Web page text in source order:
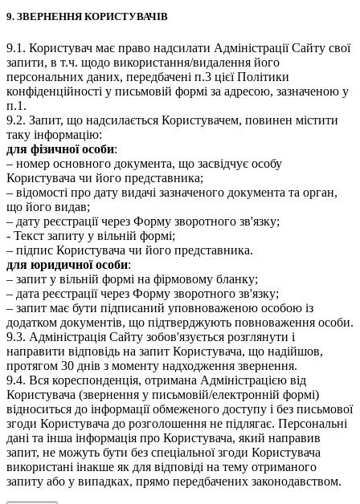
9. ЗВЕРНЕННЯ КОРИСТУВАЧІВ
9.1. Користувач має право надсилати Адміністрації Сайту свої
запити, в т.ч. щодо використання/видалення його
персональних даних, передбачені п.3 цієї Політики
конфіденційності у письмовій формі за адресою, зазначеною у
п.1.
9.2. Запит, що надсилається Користувачем, повинен містити
таку інформацію:
для фізичної особи:
– номер основного документа, що засвідчує особу
Користувача чи його представника;
– відомості про дату видачі зазначеного документа та орган,
що його видав;
– дату реєстрації через Форму зворотного зв'язку;
- Текст запиту у вільній формі;
– підпис Користувача чи його представника.
для юридичної особи:
– запит у вільній формі на фірмовому бланку;
– дата реєстрації через Форму зворотного зв'язку;
– запит має бути підписаний уповноваженою особою із
додатком документів, що підтверджують повноваження особи.
9.3. Адміністрація Сайту зобов'язується розглянути і
направити відповідь на запит Користувача, що надійшов,
протягом 30 днів з моменту надходження звернення.
9.4. Вся кореспонденція, отримана Адміністрацією від
Користувача (звернення у письмовій/електронній формі)
відноситься до інформації обмеженого доступу і без письмової
згоди Користувача до розголошення не підлягає. Персональні
дані та інша інформація про Користувача, який направив
запит, не можуть бути без спеціальної згоди Користувача
використані інакше як для відповіді на тему отриманого
запиту або у випадках, прямо передбачених законодавством.